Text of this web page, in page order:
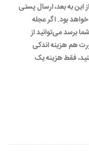
این به بعد، ارسال پستی
بود. اگر عجله
برسد می‌توانید از
هم هزینه اندکی
فقط هزینه یک